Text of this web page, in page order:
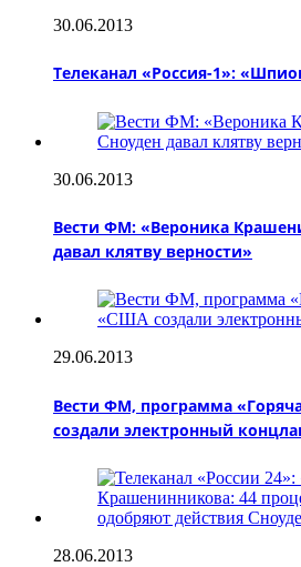
30.06.2013
Телеканал «Россия-1»:
30.06.2013
Вести ФМ: «Вероника
давал клятву верности»
29.06.2013
Вести ФМ, программа
создали электронный
28.06.2013